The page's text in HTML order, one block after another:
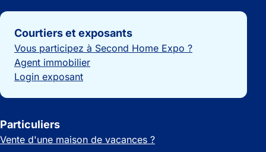
Liens importants
Courtiers et exposants
Vous participez à Second Home Expo ?
Agent immobilier
Login exposant
Particuliers
Vente d'une maison de vacances ?